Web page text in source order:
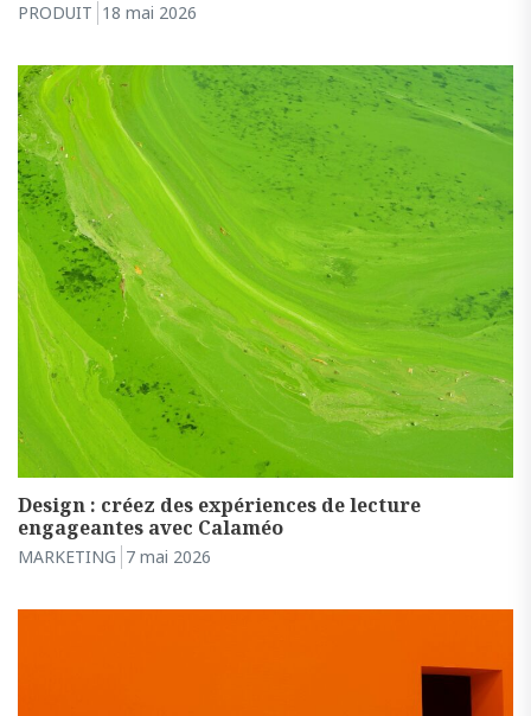
PRODUIT 18 mai 2026
Design : créez des expériences de lecture
engageantes avec Calaméo
MARKETING 7 mai 2026